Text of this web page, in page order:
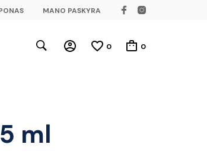
MANO PASKYRA
0 0
ml